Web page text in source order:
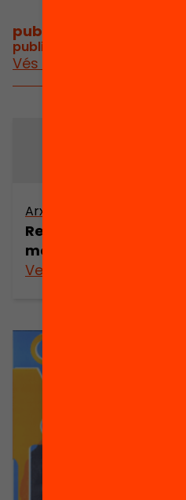
publicacions i vídeos
publicacions i vídeos
Vés a publicacions i
Arxiu
Responsabilitat i
món de la vida
Veure’n més